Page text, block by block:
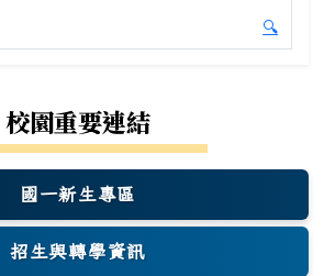
🔍
開始舊
校園重要連結
國一新生專區
(另開新視窗)
招生與轉學資訊